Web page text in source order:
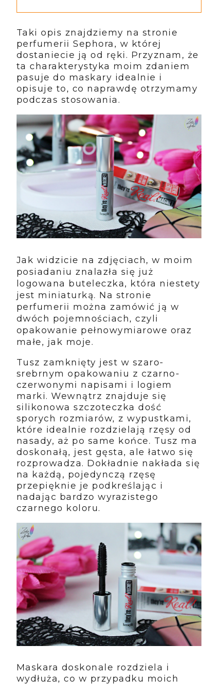
Taki opis znajdziemy na stronie
perfumerii Sephora, w której
dostaniecie ją od ręki. Przyznam, że
ta charakterystyka moim zdaniem
pasuje do maskary idealnie i
opisuje to, co naprawdę otrzymamy
podczas stosowania.
Jak widzicie na zdjęciach, w moim
posiadaniu znalazła się już
logowana buteleczka, która niestety
jest miniaturką. Na stronie
perfumerii można zamówić ją w
dwóch pojemnościach, czyli
opakowanie pełnowymiarowe oraz
małe, jak moje.
Tusz zamknięty jest w szaro-
srebrnym opakowaniu z czarno-
czerwonymi napisami i logiem
marki. Wewnątrz znajduje się
silikonowa szczoteczka dość
sporych rozmiarów, z wypustkami,
które idealnie rozdzielają rzęsy od
nasady, aż po same końce. Tusz ma
doskonałą, jest gęsta, ale łatwo się
rozprowadza. Dokładnie nakłada się
na każdą, pojedynczą rzęsę
przepięknie je podkreślając i
nadając bardzo wyrazistego
czarnego koloru.
Maskara doskonale rozdziela i
wydłuża, co w przypadku moich